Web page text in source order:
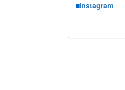
■Instagram